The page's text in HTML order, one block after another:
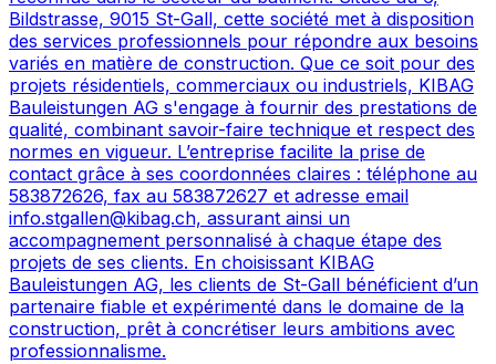
Bildstrasse, 9015 St-Gall, cette société met à disposition
des services professionnels pour répondre aux besoins
variés en matière de construction. Que ce soit pour des
projets résidentiels, commerciaux ou industriels, KIBAG
Bauleistungen AG s'engage à fournir des prestations de
qualité, combinant savoir-faire technique et respect des
normes en vigueur. L’entreprise facilite la prise de
contact grâce à ses coordonnées claires : téléphone au
583872626, fax au 583872627 et adresse email
info.stgallen@kibag.ch, assurant ainsi un
accompagnement personnalisé à chaque étape des
projets de ses clients. En choisissant KIBAG
Bauleistungen AG, les clients de St-Gall bénéficient d’un
partenaire fiable et expérimenté dans le domaine de la
construction, prêt à concrétiser leurs ambitions avec
professionnalisme.